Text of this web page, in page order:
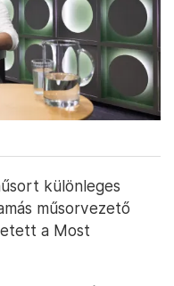
különleges
műsorvezető
a Most